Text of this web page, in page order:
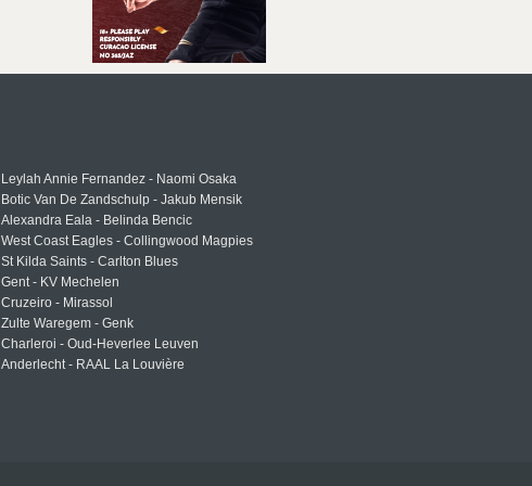
Leylah Annie Fernandez - Naomi Osaka
Botic Van De Zandschulp - Jakub Mensik
Alexandra Eala - Belinda Bencic
West Coast Eagles - Collingwood Magpies
St Kilda Saints - Carlton Blues
Gent - KV Mechelen
Cruzeiro - Mirassol
Zulte Waregem - Genk
Charleroi - Oud-Heverlee Leuven
Anderlecht - RAAL La Louvière